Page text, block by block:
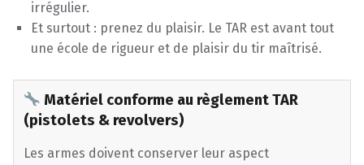
irrégulier.
Et surtout : prenez du plaisir. Le TAR est avant tout
une école de rigueur et de plaisir du tir maîtrisé.
Matériel conforme au règlement TAR
(pistolets & revolvers)
Les armes doivent conserver leur aspect